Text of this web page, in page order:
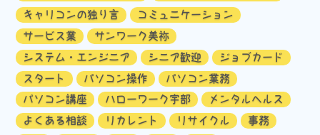
キャリコンの独り言
コミュニケーション
サービス業
サンワーク美祢
システム・エンジニア
シニア歓迎
ジョブカード
スタート
パソコン操作
パソコン業務
パソコン講座
ハローワーク宇部
メンタルヘルス
よくある相談
リカレント リサイクル
事務